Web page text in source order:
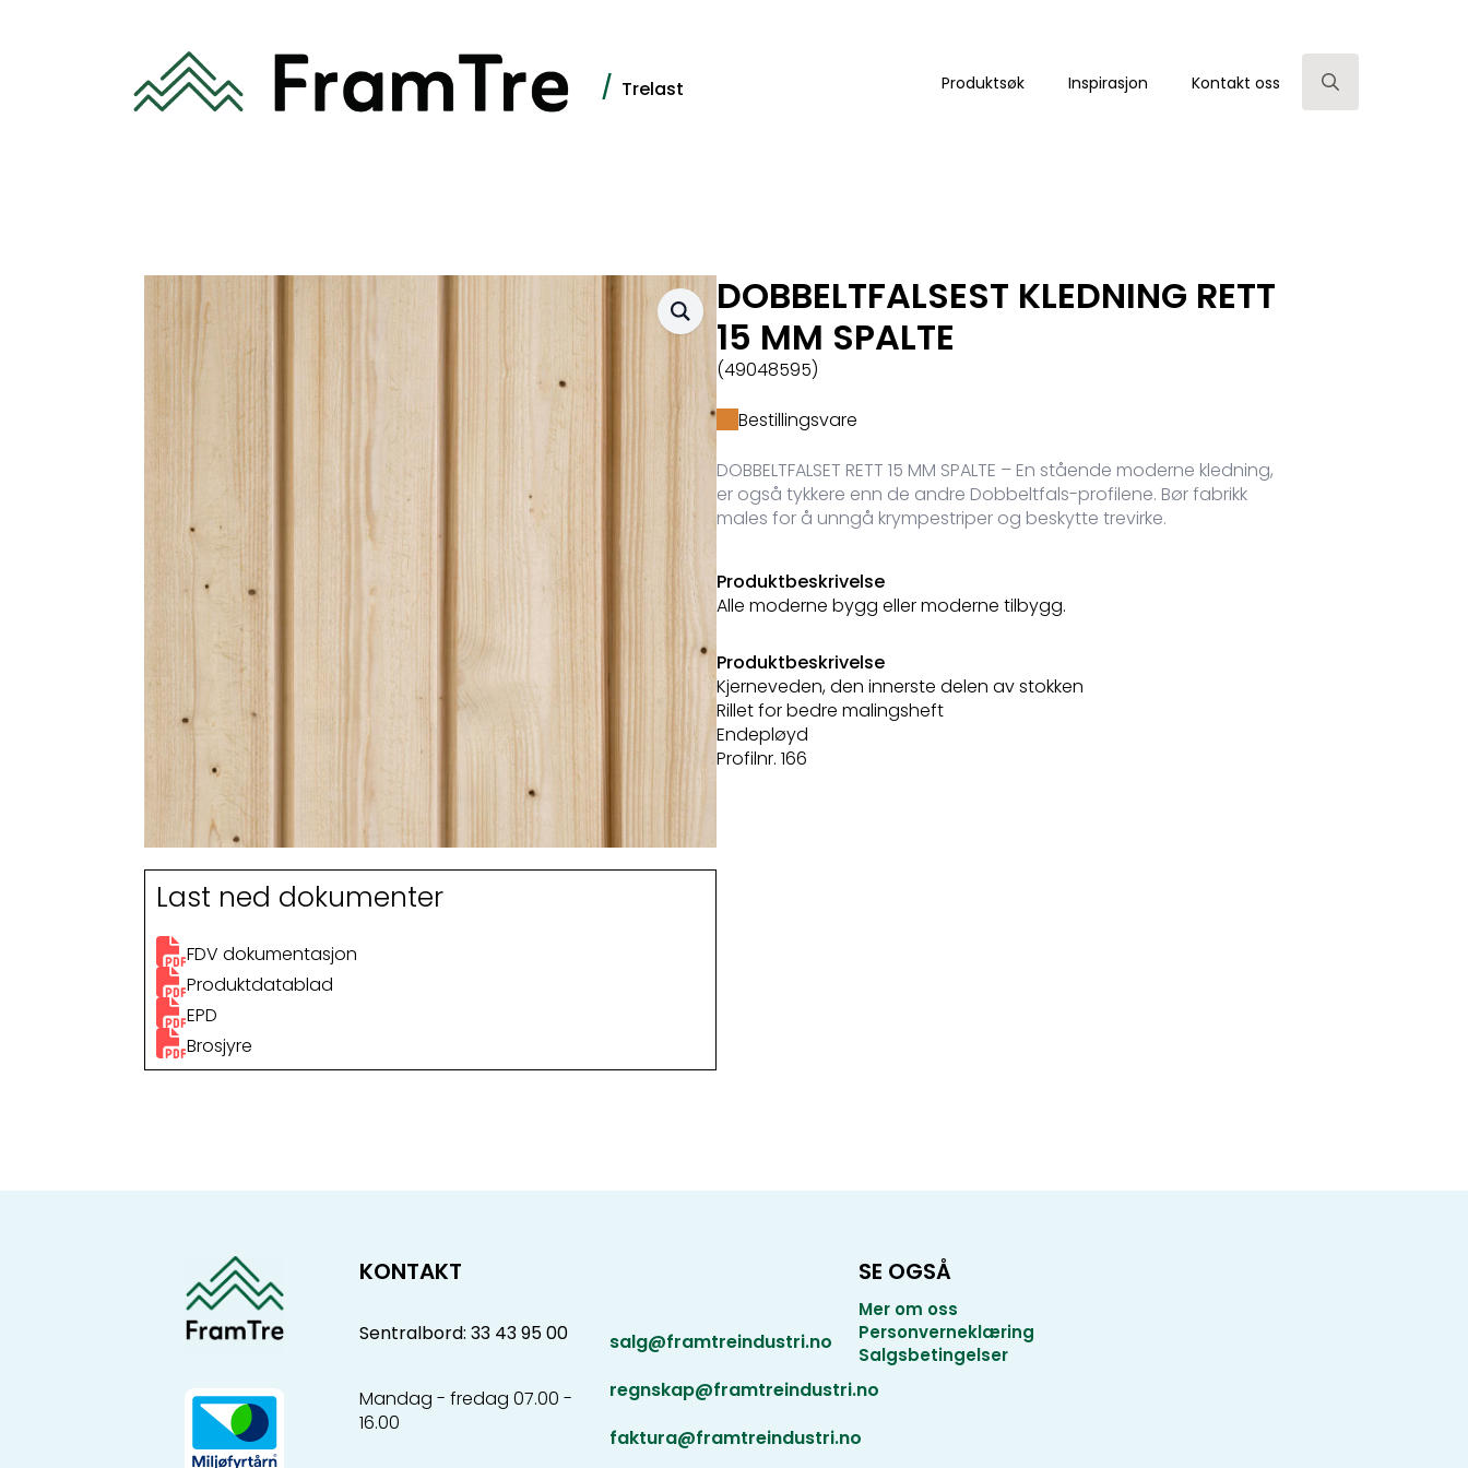
/ Trelast Produktsøk Inspirasjon Kontakt oss
Last ned dokumenter
FDV dokumentasjon
Produktdatablad
EPD
Brosjyre
DOBBELTFALSEST KLEDNING RETT
15 MM SPALTE
(49048595)
Bestillingsvare
DOBBELTFALSET RETT 15 MM SPALTE – En stående moderne kledning,
er også tykkere enn de andre Dobbeltfals-profilene. Bør fabrikk
males for å unngå krympestriper og beskytte trevirke.
Produktbeskrivelse
Alle moderne bygg eller moderne tilbygg.
Produktbeskrivelse
Kjerneveden, den innerste delen av stokken
Rillet for bedre malingsheft
Endepløyd
Profilnr. 166
KONTAKT
Sentralbord: 33 43 95 00
Mandag - fredag 07.00 -
16.00
salg@framtreindustri.no
regnskap@framtreindustri.no
faktura@framtreindustri.no
SE OGSÅ
Mer om oss
Personverneklæring
Salgsbetingelser